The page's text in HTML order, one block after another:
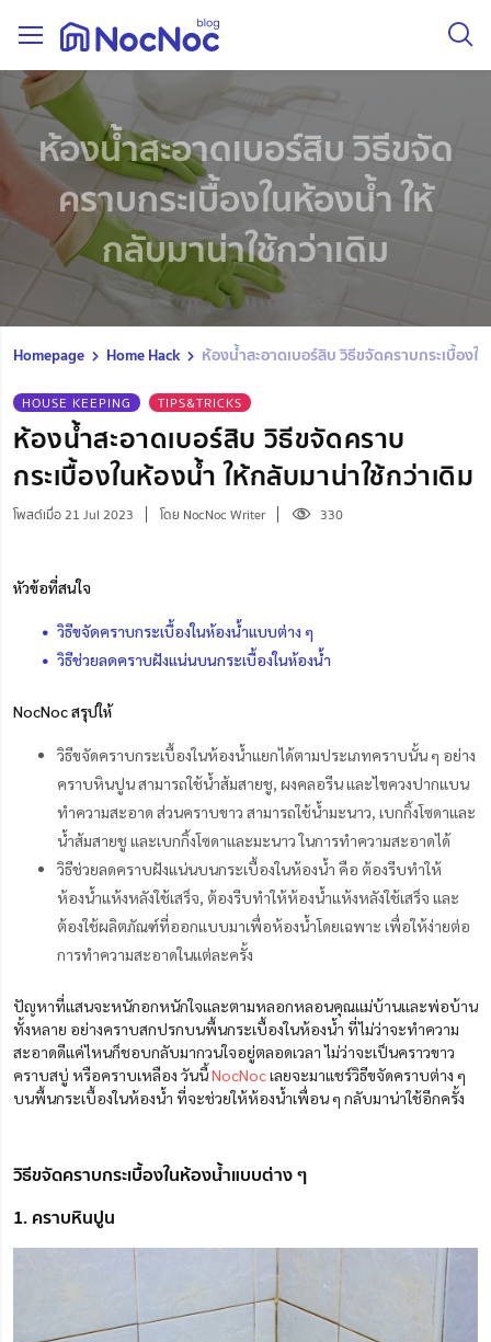
ห้องน้ำสะอาดเบอร์สิบ วิธีขจัด
คราบกระเบื้องในห้องน้ำ ให้
กลับมาน่าใช้กว่าเดิม
Homepage Home Hack ห้องน้ำสะอาดเบอร์สิบ วิธีขจัดคราบกระเบื้องใ
HOUSE KEEPING TIPS&TRICKS
ห้องน้ำสะอาดเบอร์สิบ วิธีขจัดคราบ
กระเบื้องในห้องน้ำ ให้กลับมาน่าใช้กว่าเดิม
โพสต์เมื่อ 21 Jul 2023 โดย NocNoc Writer 330
หัวข้อที่สนใจ
วิธีขจัดคราบกระเบื้องในห้องน้ำแบบต่าง ๆ
วิธีช่วยลดคราบฝังแน่นบนกระเบื้องในห้องน้ำ
NocNoc สรุปให้
วิธีขจัดคราบกระเบื้องในห้องน้ำแยกได้ตามประเภทคราบนั้น ๆ อย่าง
คราบหินปูน สามารถใช้น้ำส้มสายชู, ผงคลอรีน และไขควงปากแบน
ทำความสะอาด ส่วนคราบขาว สามารถใช้น้ำมะนาว, เบกกิ้งโซดาและ
น้ำส้มสายชู และเบกกิ้งโซดาและมะนาว ในการทำความสะอาดได้
วิธีช่วยลดคราบฝังแน่นบนกระเบื้องในห้องน้ำ คือ ต้องรีบทำให้
ห้องน้ำแห้งหลังใช้เสร็จ, ต้องรีบทำให้ห้องน้ำแห้งหลังใช้เสร็จ และ
ต้องใช้ผลิตภัณฑ์ที่ออกแบบมาเพื่อห้องน้ำโดยเฉพาะ เพื่อให้ง่ายต่อ
การทำความสะอาดในแต่ละครั้ง
ปัญหาที่แสนจะหนักอกหนักใจและตามหลอกหลอนคุณแม่บ้านและพ่อบ้าน
ทั้งหลาย อย่างคราบสกปรกบนพื้นกระเบื้องในห้องน้ำ ที่ไม่ว่าจะทำความ
สะอาดดีแค่ไหนก็ชอบกลับมากวนใจอยู่ตลอดเวลา ไม่ว่าจะเป็นคราวขาว
คราบสบู่ หรือคราบเหลือง วันนี้NocNocเลยจะมาแชร์วิธีขจัดคราบต่าง ๆ
บนพื้นกระเบื้องในห้องน้ำ ที่จะช่วยให้ห้องน้ำเพื่อน ๆ กลับมาน่าใช้อีกครั้ง
วิธีขจัดคราบกระเบื้องในห้องน้ำแบบต่าง ๆ
1. คราบหินปูน